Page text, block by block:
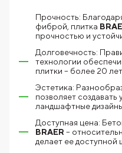
Прочность:
фиброй, плитка
прочностью и
Долговечность:
технологии
плитки – более 20
Эстетика:
позволяет
ландшафтные
Доступная цена:
BRAER –
делает ее доступной